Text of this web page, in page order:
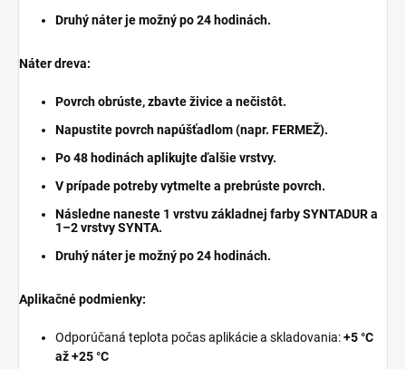
Druhý náter je možný po 24 hodinách.
Náter dreva:
Povrch obrúste, zbavte živice a nečistôt.
Napustite povrchnapúšťadlom(napr. FERMEŽ).
Po 48 hodinách aplikujte ďalšie vrstvy.
V prípade potreby vytmelte a prebrúste povrch.
Následne naneste 1 vrstvu základnej farby SYNTADURa
1–2 vrstvy SYNTA.
Druhý náter je možný po 24 hodinách.
Aplikačné podmienky:
Odporúčaná teplota počas aplikácie a skladovania:+5 °C
až +25 °C